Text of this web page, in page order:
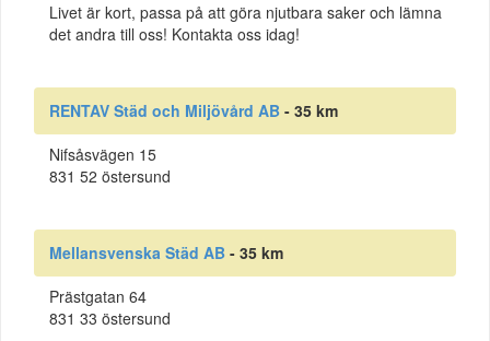
Livet är kort, passa på att göra njutbara saker och lämna
det andra till oss! Kontakta oss idag!
RENTAV Städ och Miljövård AB - 35 km
Nifsåsvägen 15
831 52 östersund
Mellansvenska Städ AB - 35 km
Prästgatan 64
831 33 östersund